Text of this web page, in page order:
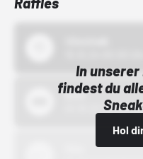
In unserer
findest du
Hol
Bstn
01.10.22 00:00